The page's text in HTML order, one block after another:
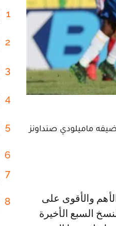
ماميلودي صنداونز
السبع الأخيرة
1
2
3
4
5
6
7
8